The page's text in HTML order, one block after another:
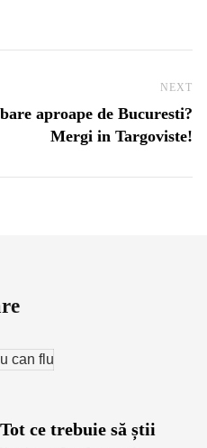
NEXT
aproape de Bucuresti?
Mergi in Targoviste!
ce trebuie să știi